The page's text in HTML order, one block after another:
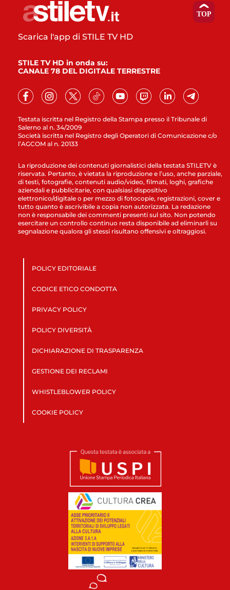
Testata iscritta nel Registro della Stampa presso il Tribunale di
Salerno al n. 34/2009
Società iscritta nel Registro degli Operatori di Comunicazione c/o
l’AGCOM al n. 20133
Scarica l'app di STILE TV HD
STILE TV HD in onda su:
CANALE 78 DEL DIGITALE TERRESTRE
La riproduzione dei contenuti giornalistici della testata STILETV è
riservata. Pertanto, è vietata la riproduzione e l’uso, anche parziale,
di testi, fotografie, contenuti audio/video, filmati, loghi, grafiche
aziendali e pubblicitarie, con qualsiasi dispositivo
elettronico/digitale o per mezzo di fotocopie, registrazioni, cover e
tutto quanto è ascrivibile a copia non autorizzata. La redazione
non è responsabile dei commenti presenti sul sito. Non potendo
esercitare un controllo continuo resta disponibile ad eliminarli su
segnalazione qualora gli stessi risultano offensivi e oltraggiosi.
POLICY EDITORIALE
CODICE ETICO CONDOTTA
PRIVACY POLICY
POLICY DIVERSITÀ
DICHIARAZIONE DI TRASPARENZA
GESTIONE DEI RECLAMI
WHISTLEBLOWER POLICY
COOKIE POLICY